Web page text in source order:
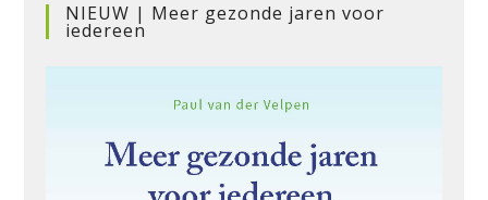
NIEUW | Meer gezonde jaren voor
iedereen